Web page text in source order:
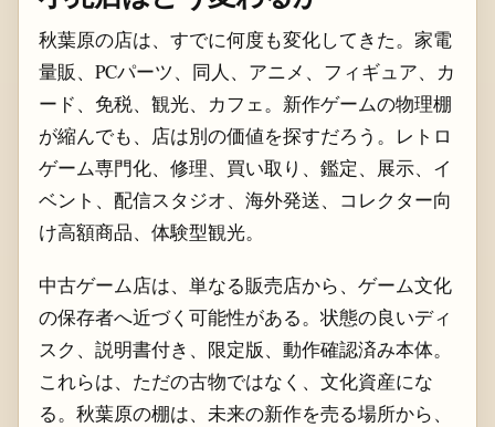
秋葉原の店は、すでに何度も変化してきた。家電
量販、PCパーツ、同人、アニメ、フィギュア、カ
ード、免税、観光、カフェ。新作ゲームの物理棚
が縮んでも、店は別の価値を探すだろう。レトロ
ゲーム専門化、修理、買い取り、鑑定、展示、イ
ベント、配信スタジオ、海外発送、コレクター向
け高額商品、体験型観光。
中古ゲーム店は、単なる販売店から、ゲーム文化
の保存者へ近づく可能性がある。状態の良いディ
スク、説明書付き、限定版、動作確認済み本体。
これらは、ただの古物ではなく、文化資産にな
る。秋葉原の棚は、未来の新作を売る場所から、